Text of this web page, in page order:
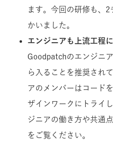
ます。今回の研修も、
かいました。
エンジニアも上流工程
Goodpatchのエンジニ
ら入ることを推奨され
アのメンバーはコード
ザインワークにトライ
ジニアの働き方や共通点
をご覧ください。